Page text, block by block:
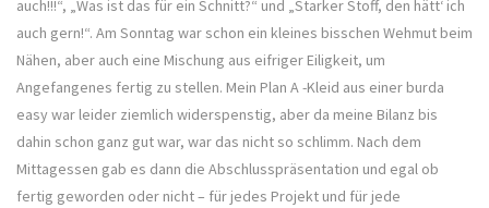
auch!!!“, „Was ist das für ein Schnitt?“ und „Starker Stoff, den hätt‘ ich
auch gern!“. Am Sonntag war schon ein kleines bisschen Wehmut beim
Nähen, aber auch eine Mischung aus eifriger Eiligkeit, um
Angefangenes fertig zu stellen. Mein Plan A -Kleid aus einer burda
easy war leider ziemlich widerspenstig, aber da meine Bilanz bis
dahin schon ganz gut war, war das nicht so schlimm. Nach dem
Mittagessen gab es dann die Abschlusspräsentation und egal ob
fertig geworden oder nicht – für jedes Projekt und für jede